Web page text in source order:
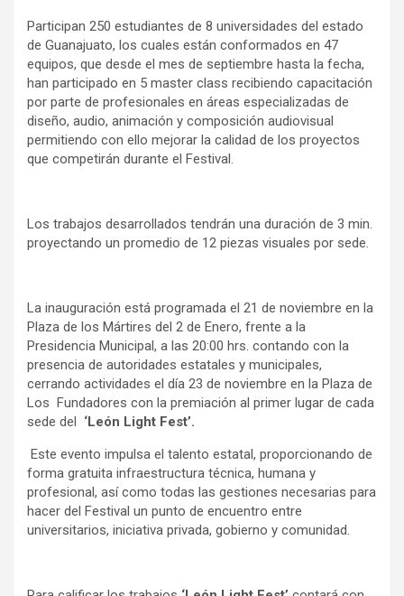
Participan 250 estudiantes de 8 universidades del estado
de Guanajuato, los cuales están conformados en 47
equipos, que desde el mes de septiembre hasta la fecha,
han participado en 5 master class recibiendo capacitación
por parte de profesionales en áreas especializadas de
diseño, audio, animación y composición audiovisual
permitiendo con ello mejorar la calidad de los proyectos
que competirán durante el Festival.
Los trabajos desarrollados tendrán una duración de 3 min.
proyectando un promedio de 12 piezas visuales por sede.
La inauguración está programada el 21 de noviembre en la
Plaza de los Mártires del 2 de Enero, frente a la
Presidencia Municipal, a las 20:00 hrs. contando con la
presencia de autoridades estatales y municipales,
cerrando actividades el día 23 de noviembre en la Plaza de
Los Fundadores con la premiación al primer lugar de cada
sede del ‘León Light Fest’.
Este evento impulsa el talento estatal, proporcionando de
forma gratuita infraestructura técnica, humana y
profesional, así como todas las gestiones necesarias para
hacer del Festival un punto de encuentro entre
universitarios, iniciativa privada, gobierno y comunidad.